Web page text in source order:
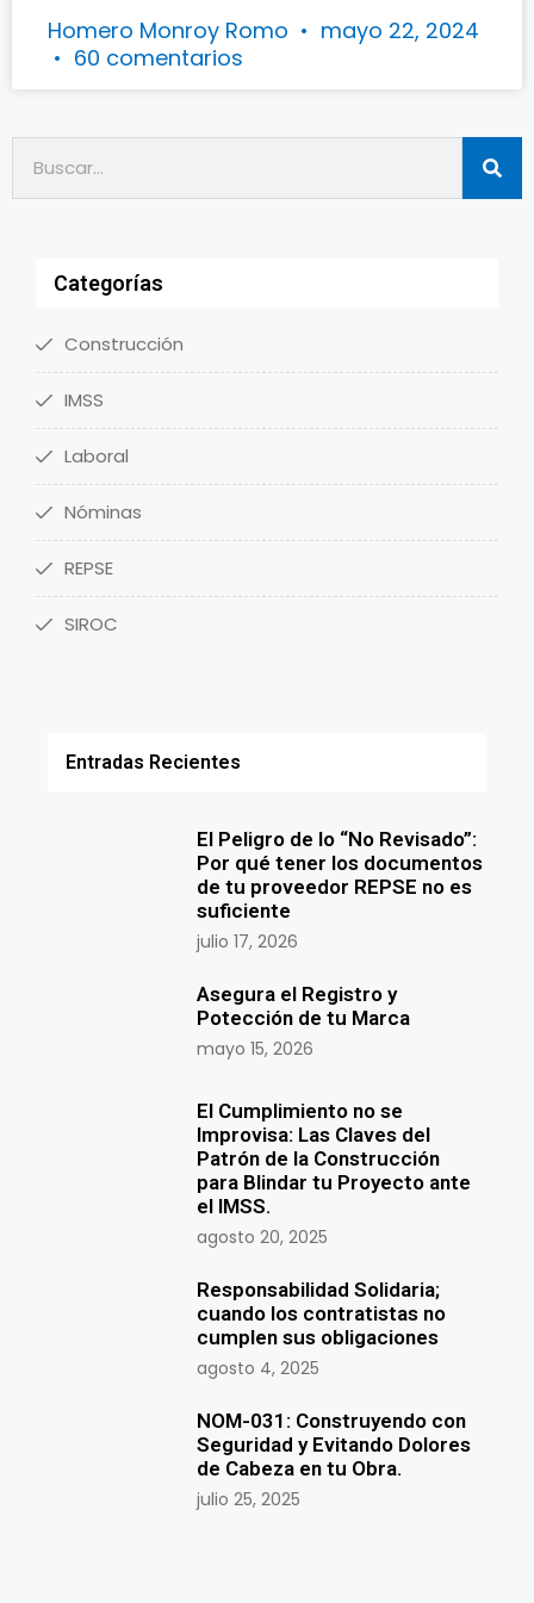
Homero Monroy Romo
mayo 22, 2024
60 comentarios
Categorías
Construcción
IMSS
Laboral
Nóminas
REPSE
SIROC
Entradas Recientes
El Peligro de lo “No Revisado”:
Por qué tener los documentos
de tu proveedor REPSE no es
suficiente
julio 17, 2026
Asegura el Registro y
Potección de tu Marca
mayo 15, 2026
El Cumplimiento no se
Improvisa: Las Claves del
Patrón de la Construcción
para Blindar tu Proyecto ante
el IMSS.
agosto 20, 2025
Responsabilidad Solidaria;
cuando los contratistas no
cumplen sus obligaciones
agosto 4, 2025
NOM-031: Construyendo con
Seguridad y Evitando Dolores
de Cabeza en tu Obra.
julio 25, 2025